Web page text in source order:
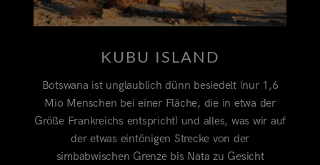
KUBU ISLAND
Botswana ist unglaublich dünn besiedelt (nur 1,6
Mio Menschen bei einer Fläche, die in etwa der
Größe Frankreichs entspricht) und alles, was wir auf
der etwas eintönigen Strecke von der
simbabwischen Grenze bis Nata zu Gesicht